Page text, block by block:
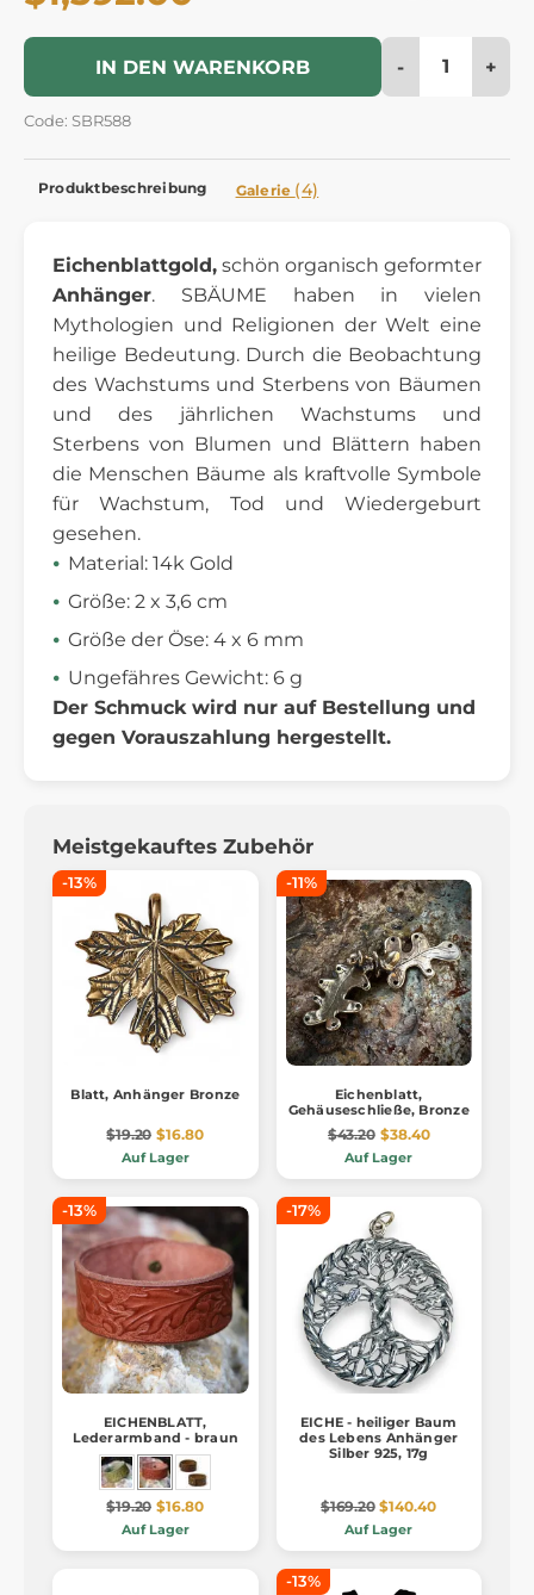
IN DEN WARENKORB - +
Code: SBR588
Produktbeschreibung Galerie (4)
Eichenblattgold, schön organisch geformter
Anhänger. SBÄUME haben in vielen
Mythologien und Religionen der Welt eine
heilige Bedeutung. Durch die Beobachtung
des Wachstums und Sterbens von Bäumen
und des jährlichen Wachstums und
Sterbens von Blumen und Blättern haben
die Menschen Bäume als kraftvolle Symbole
für Wachstum, Tod und Wiedergeburt
gesehen.
Material: 14k Gold
Größe: 2 x 3,6 cm
Größe der Öse: 4 x 6 mm
Ungefähres Gewicht: 6 g
Der Schmuck wird nur auf Bestellung und
gegen Vorauszahlung hergestellt.
Meistgekauftes Zubehör
-13%
Blatt, Anhänger Bronze
$19.20 $16.80
Auf Lager
-11%
Eichenblatt,
Gehäuseschließe, Bronze
$43.20 $38.40
Auf Lager
-13%
EICHENBLATT,
Lederarmband - braun
$19.20 $16.80
Auf Lager
-17%
EICHE - heiliger Baum
des Lebens Anhänger
Silber 925, 17g
$169.20 $140.40
Auf Lager
-13%